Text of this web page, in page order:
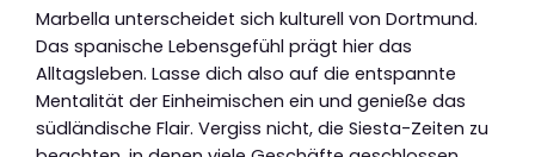
Marbella unterscheidet sich kulturell von Dortmund.
Das spanische Lebensgefühl prägt hier das
Alltagsleben. Lasse dich also auf die entspannte
Mentalität der Einheimischen ein und genieße das
südländische Flair. Vergiss nicht, die Siesta-Zeiten zu